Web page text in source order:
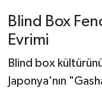
Blind Box
Evrimi
Blind box
Japonya'nın